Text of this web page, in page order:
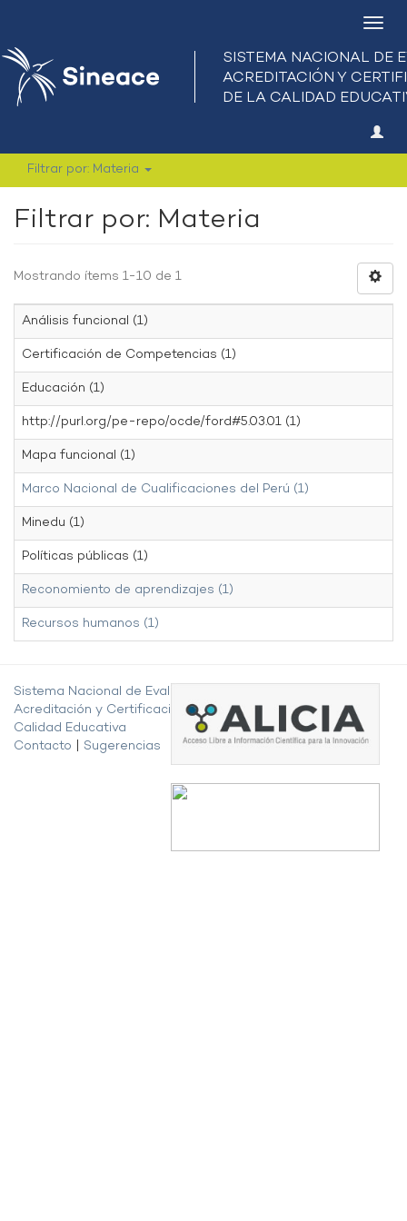
Filtrar por: Materia
Filtrar por: Materia
Mostrando ítems 1-10 de 1
Análisis funcional (1)
Certificación de Competencias (1)
Educación (1)
http://purl.org/pe-repo/ocde/ford#5.03.01 (1)
Mapa funcional (1)
Marco Nacional de Cualificaciones del Perú (1)
Minedu (1)
Políticas públicas (1)
Reconomiento de aprendizajes (1)
Recursos humanos (1)
Sistema Nacional de Evaluación,
Acreditación y Certificación de la
Calidad Educativa
Contacto
Sugerencias